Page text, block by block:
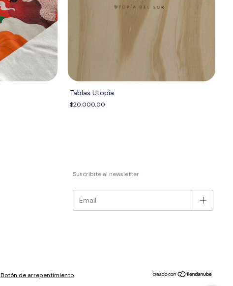
Tablas Utopía
$20.000,00
Suscribite al newsletter
Botón de arrepentimiento